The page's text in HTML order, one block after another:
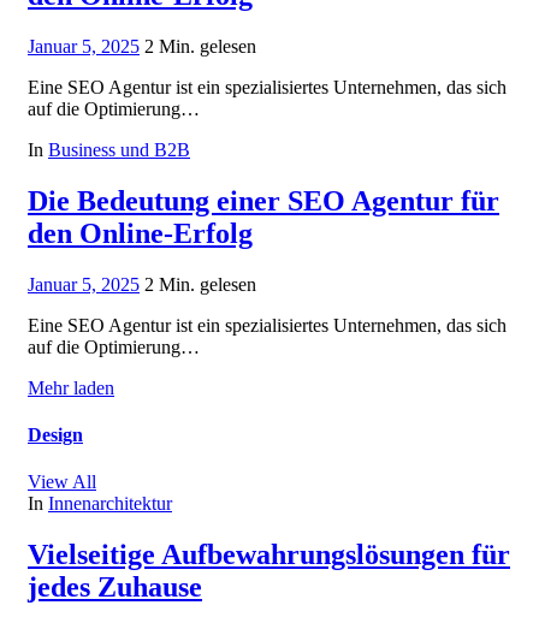
Januar 5, 2025 2 Min. gelesen
Eine SEO Agentur ist ein spezialisiertes Unternehmen, das sich
auf die Optimierung…
In Business und B2B
Die Bedeutung einer SEO Agentur für
den Online-Erfolg
Januar 5, 2025 2 Min. gelesen
Eine SEO Agentur ist ein spezialisiertes Unternehmen, das sich
auf die Optimierung…
Mehr laden
Design
View All
In Innenarchitektur
Vielseitige Aufbewahrungslösungen für
jedes Zuhause